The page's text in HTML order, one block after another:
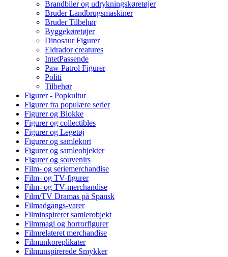
Brandbiler og udrykningskøretøjer
Bruder Landbrugsmaskiner
Bruder Tilbehør
Byggekøretøjer
Dinosaur Figurer
Eldrador creatures
IntetPassende
Paw Patrol Figurer
Politi
Tilbehør
Figurer - Popkultur
Figurer fra populære serier
Figurer og Blokke
Figurer og collectibles
Figurer og Legetøj
Figurer og samlekort
Figurer og samleobjekter
Figurer og souvenirs
Film- og seriemerchandise
Film- og TV-figurer
Film- og TV-merchandise
Film/TV Dramas på Spansk
Filmadgangs-varer
Filminspireret samlerobjekt
Filmmagi og horrorfigurer
Filmrelateret merchandise
Filmunkoreplikater
Filmunspirerede Smykker